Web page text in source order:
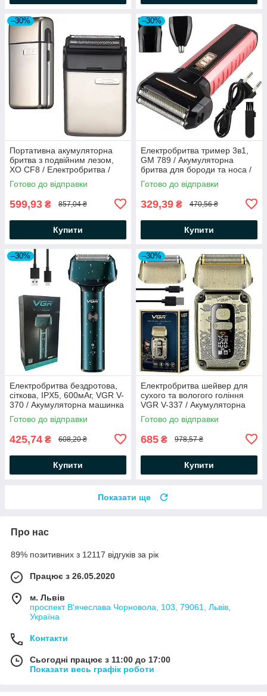
–30%
Портативна акумуляторна
бритва з подвійним лезом,
XO CF8 / Електробритва /
Машинка для гоління
Готово до відправки
599,93 ₴ 857,04 ₴
Купити
–30%
Електробритва тример 3в1,
GM 789 / Акумуляторна
бритва для бороди та носа /
Бездротовий триммер для
гоління
Готово до відправки
329,39 ₴ 470,56 ₴
Купити
–30%
Електробритва бездротова,
сіткова, IPX5, 600мАг, VGR V-
370 / Акумуляторна машинка
для гоління
Готово до відправки
425,74 ₴ 608,20 ₴
Купити
–30%
Електробритва шейвер для
сухого та вологого гоління
VGR V-337 / Акумуляторна
бритва / Бритва електрична
Готово до відправки
685 ₴ 978,57 ₴
Купити
Показати ще
Про нас
89% позитивних з 12117 відгуків за рік
Працює з 26.05.2020
м. Львів
проспект В'ячеслава Чорновола, 103, 79061, Львів,
Україна
Контакти
Сьогодні працює з 11:00 до 17:00
Показати весь графік роботи